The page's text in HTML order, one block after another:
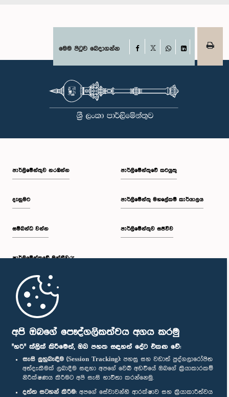
අපි ඔබගේ පෞද්ගලිකත්වය අගය කරමු
"හරි" ක්ලික් කිරීමෙන්, ඔබ පහත සඳහන් දේට එකඟ වේ:
සැසි ලුහුබැඳීම (Session Tracking): පහසු සහ වඩාත් පුද්ගලාරෝපිත
අත්දැකීමක් ලබාදීම සඳහා අපගේ වෙබ් අඩවියේ ඔබගේ ක්‍රියාකාරකම්
නිරීක්ෂණය කිරීමට අපි සැසි භාවිතා කරන්නෙමු.
දත්ත සටහන් කිරීම: අපගේ සේවාවන්හි ආරක්ෂාව සහ ක්‍රියාකාරීත්වය
මෙම පිටුව බෙදාගන්න Facebook
WhatsAppLinkedIn
පාර්ලි‌මේන්තුව නරඹන්න
දැනුමට
සම්බන්ධ වන්න
පාර්ලි‌මේන්තුවේ මන්ත්‍රීවරු
මුල් පිටුව
පාර්ලිමේන්තුවේ කටයුතු
පාර්ලිමේන්තු මහලේකම් කාර්යාලය
පාර්ලිමේන්තුව සජීවීව
පාර්ලිමේන්තු ජංගම යෙදුම
අප හා සම්බන්ධ වී සිටින්න :